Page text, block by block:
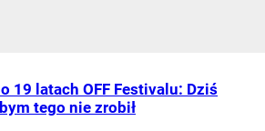
19 latach OFF Festivalu: Dziś
tego nie zrobił